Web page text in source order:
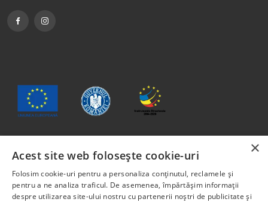
Conținutul acestui material nu reprezintă în mod obligatoriu
poziția oficială a Uniunii Europene sau a Guvernului
României
Proiect cofinanțat din Fondul Social European, prin
×
Acest site web folosește cookie-uri
Folosim cookie-uri pentru a personaliza conținutul, reclamele și
pentru a ne analiza traficul. De asemenea, împărtășim informații
despre utilizarea site-ului nostru cu partenerii noștri de publicitate și